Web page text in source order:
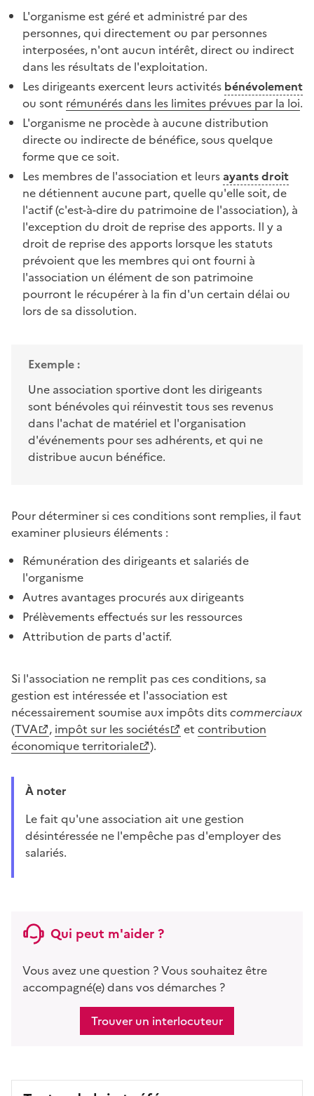
L'organisme est géré et administré par des
personnes, qui directement ou par personnes
interposées, n'ont aucun intérêt, direct ou indirect
dans les résultats de l'exploitation.
Les dirigeants exercent leurs activités bénévolement
ou sont rémunérés dans les limites prévues par la loi.
L'organisme ne procède à aucune distribution
directe ou indirecte de bénéfice, sous quelque
forme que ce soit.
Les membres de l'association et leursayants droit
ne détiennent aucune part, quelle qu'elle soit, de
l'actif (c'est-à-dire du patrimoine de l'association), à
l'exception du droit de reprise des apports. Il y a
droit de reprise des apports lorsque les statuts
prévoient que les membres qui ont fourni à
l'association un élément de son patrimoine
pourront le récupérer à la fin d'un certain délai ou
lors de sa dissolution.
Exemple :
Une association sportive dont les dirigeants
sont bénévoles qui réinvestit tous ses revenus
dans l'achat de matériel et l'organisation
d'événements pour ses adhérents, et qui ne
distribue aucun bénéfice.
Pour déterminer si ces conditions sont remplies, il faut
examiner plusieurs éléments :
Rémunération des dirigeants et salariés de
l'organisme
Autres avantages procurés aux dirigeants
Prélèvements effectués sur les ressources
Attribution de parts d'actif.
Si l'association ne remplit pas ces conditions, sa
gestion est intéressée et l'association est
nécessairement soumise aux impôts ditscommerciaux
(TVA , impôt sur les sociétés et contribution
économique territoriale
).
À noter
Le fait qu'une association ait une gestion
désintéressée ne l'empêche pas d'employer des
salariés.
Qui peut m'aider ?
Vous avez une question ? Vous souhaitez être
accompagné(e) dans vos démarches ?
Trouver un interlocuteur